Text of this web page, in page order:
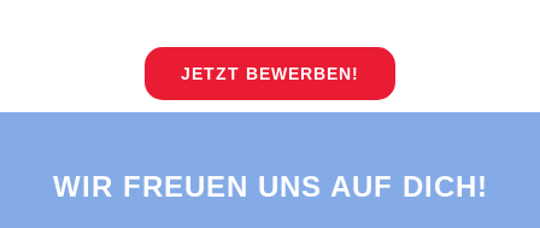
JETZT BEWERBEN!
WIR FREUEN UNS AUF DICH!